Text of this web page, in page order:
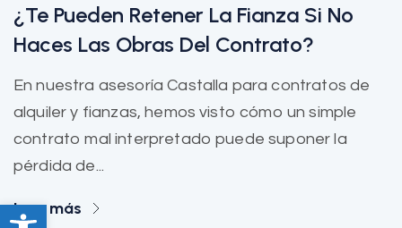
Abrir barra de herramientas
¿Te Pueden Retener La Fianza Si No
Haces Las Obras Del Contrato?
En nuestra asesoría Castalla para contratos de
alquiler y fianzas, hemos visto cómo un simple
contrato mal interpretado puede suponer la
pérdida de...
Leer más